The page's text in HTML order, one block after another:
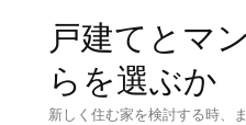
戸建てとマ
らを選ぶか
新しく住む家を検討する時、